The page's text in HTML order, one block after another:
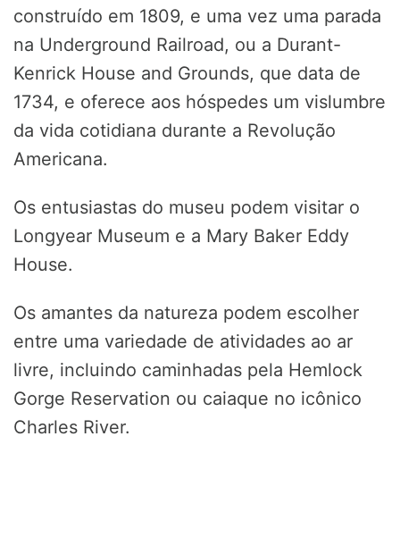
construído em 1809, e uma vez uma parada
na Underground Railroad, ou a Durant-
Kenrick House and Grounds, que data de
1734, e oferece aos hóspedes um vislumbre
da vida cotidiana durante a Revolução
Americana.
Os entusiastas do museu podem visitar o
Longyear Museum e a Mary Baker Eddy
House.
Os amantes da natureza podem escolher
entre uma variedade de atividades ao ar
livre, incluindo caminhadas pela Hemlock
Gorge Reservation ou caiaque no icônico
Charles River.